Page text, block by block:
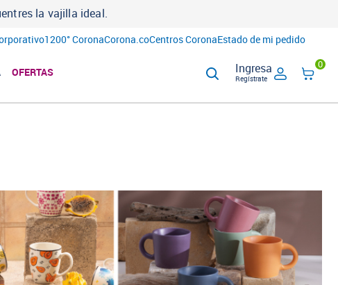
la vajilla ideal.
1200° CoronaCorona.coCentros CoronaEstado de mi pedido
OFERTAS Ingresa
Regístrate
0